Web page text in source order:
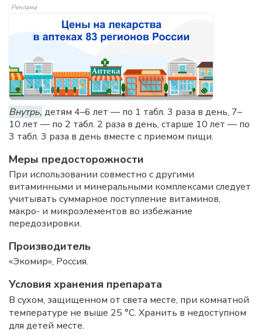
Реклама
Внутрь, детям 4–6 лет — по 1 табл. 3 раза в день, 7–
10 лет — по 2 табл. 2 раза в день, старше 10 лет — по
3 табл. 3 раза в день вместе с приемом пищи.
Меры предосторожности
При использовании совместно с другими
витаминными и минеральными комплексами следует
учитывать суммарное поступление витаминов,
макро- и микроэлементов во избежание
передозировки.
Производитель
«Экомир», Россия.
Условия хранения препарата
В сухом, защищенном от света месте, при комнатной
температуре не выше 25 °C. Хранить в недоступном
для детей месте.